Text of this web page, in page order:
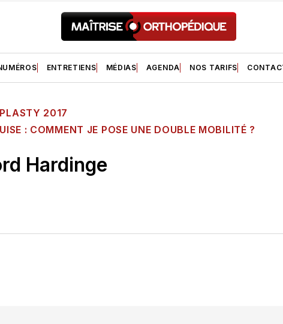
ENTRETIENS MÉDIAS AGENDA NOS TARIFS
2017
: COMMENT JE POSE UNE DOUBLE MOBILITÉ ?
Hardinge